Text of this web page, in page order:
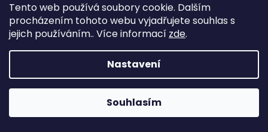
Tento web používá soubory cookie. Dalším
procházením tohoto webu vyjadřujete souhlas s
jejich používáním.. Více informací zde.
Nastavení
Souhlasím
Přes odběr